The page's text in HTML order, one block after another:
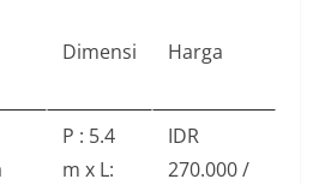
Dimensi Harga
P : 5.4
m x L:
IDR
270.000 /